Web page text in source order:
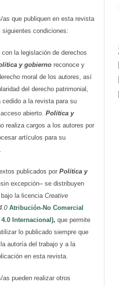
as que publiquen en esta revista
siguientes condiciones:
con la legislación de derechos
y gobierno reconoce y
moral de los autores, así
del derecho patrimonial,
cedido a la revista para su
abierto. Política y
realiza cargos a los autores por
artículos para su
publicados por Política y
sin excepción– se distribuyen
la licenciaCreative
Atribución-No Comercial
4.0 Internacional), que permite
lo publicado siempre que
autoría del trabajo y a la
en esta revista.
as pueden realizar otros